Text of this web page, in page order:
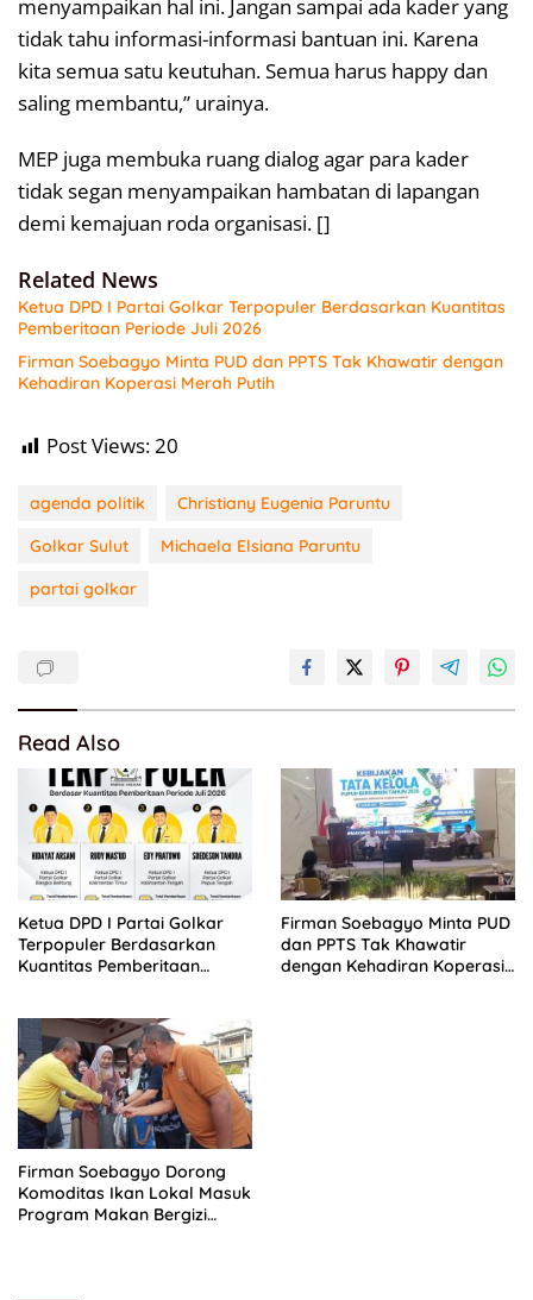
menyampaikan hal ini. Jangan sampai ada kader yang
tidak tahu informasi-informasi bantuan ini. Karena
kita semua satu keutuhan. Semua harus happy dan
saling membantu,” urainya.
MEP juga membuka ruang dialog agar para kader
tidak segan menyampaikan hambatan di lapangan
demi kemajuan roda organisasi. []
Related News
Ketua DPD I Partai Golkar Terpopuler Berdasarkan Kuantitas
Pemberitaan Periode Juli 2026
Firman Soebagyo Minta PUD dan PPTS Tak Khawatir dengan
Kehadiran Koperasi Merah Putih
Post Views:20
agenda politik
Christiany Eugenia Paruntu
Golkar Sulut
Michaela Elsiana Paruntu
partai golkar
Read Also
Ketua DPD I Partai Golkar
Terpopuler Berdasarkan
Kuantitas Pemberitaan
Firman Soebagyo Minta PUD
dan PPTS Tak Khawatir
dengan Kehadiran Koperasi
Firman Soebagyo Dorong
Komoditas Ikan Lokal Masuk
Program Makan Bergizi